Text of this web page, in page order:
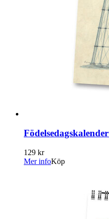
129 kr
Mer infoKöp